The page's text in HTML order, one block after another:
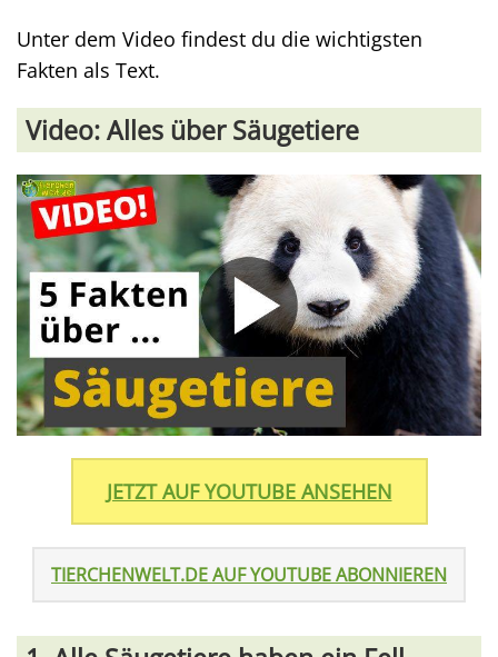
Unter dem Video findest du die wichtigsten
Fakten als Text.
Video: Alles über Säugetiere
JETZT AUF YOUTUBE ANSEHEN
TIERCHENWELT.DE AUF YOUTUBE ABONNIEREN